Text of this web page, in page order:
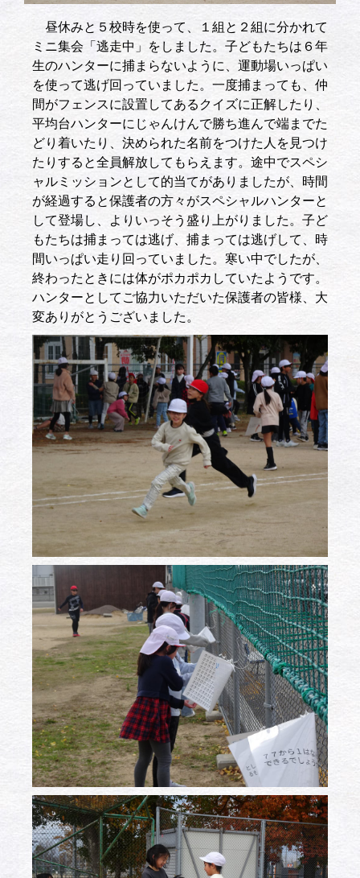
昼休みと５校時を使って、１組と２組に分かれて
ミニ集会「逃走中」をしました。子どもたちは６年
生のハンターに捕まらないように、運動場いっぱい
を使って逃げ回っていました。一度捕まっても、仲
間がフェンスに設置してあるクイズに正解したり、
平均台ハンターにじゃんけんで勝ち進んで端までた
どり着いたり、決められた名前をつけた人を見つけ
たりすると全員解放してもらえます。途中でスペシ
ャルミッションとして的当てがありましたが、時間
が経過すると保護者の方々がスペシャルハンターと
して登場し、よりいっそう盛り上がりました。子ど
もたちは捕まっては逃げ、捕まっては逃げして、時
間いっぱい走り回っていました。寒い中でしたが、
終わったときには体がポカポカしていたようです。
ハンターとしてご協力いただいた保護者の皆様、大
変ありがとうございました。